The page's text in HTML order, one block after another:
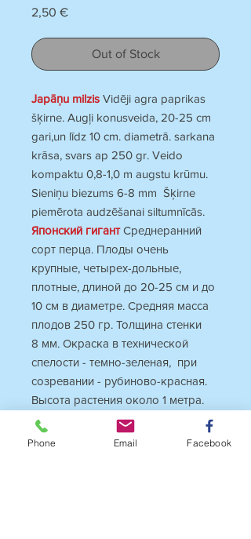
2,50 €Price
Out of Stock
Japāņu milzis Vidēji agra paprikas
šķirne. Augļi konusveida, 20-25 cm
gari,un līdz 10 cm. diametrā. sarkana
krāsa, svars ap 250 gr. Veido
kompaktu 0,8-1,0 m augstu krūmu.
Sieniņu biezums 6-8 mm Šķirne
piemērota audzēšanai siltumnīcās.
Японский гигантСреднеранний
сорт перца. Плоды очень
крупные, четырех-дольные,
плотные, длиной до 20-25 см и до
10 см в диаметре. Средняя масса
плодов 250 гр. Толщина стенки
8 мм. Окраска в технической
спелости - темно-зеленая, при
созревании - рубиново-красная.
Высота растения около 1 метра.
INFO
Phone Email Facebook